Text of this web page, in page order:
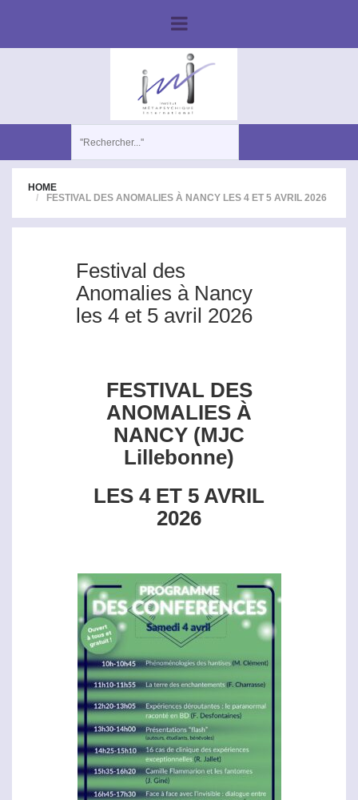
HOME
FESTIVAL DES ANOMALIES À NANCY LES 4 ET 5 AVRIL 2026
Festival des
Anomalies à Nancy
les 4 et 5 avril 2026
FESTIVAL DES
ANOMALIES À
NANCY (MJC
Lillebonne)
LES 4 ET 5 AVRIL
2026